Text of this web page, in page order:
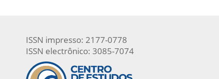
ISSN impresso: 2177-0778
ISSN electrônico: 3085-7074